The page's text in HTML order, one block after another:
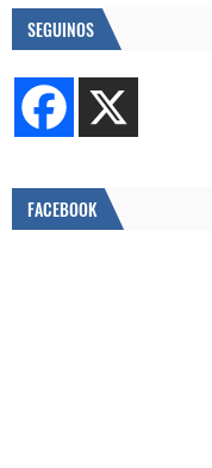
SEGUINOS
FACEBOOK